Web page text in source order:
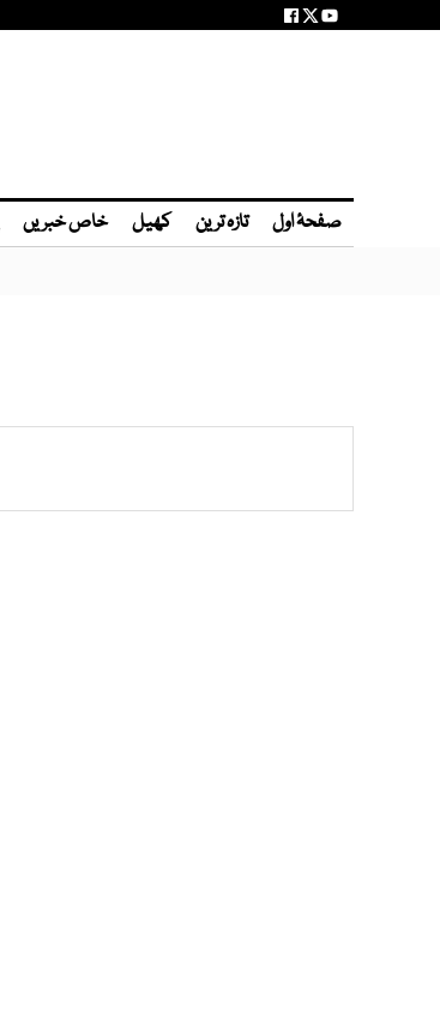
صفحۂ اول تازہ ترین کھیل خاص خبریں